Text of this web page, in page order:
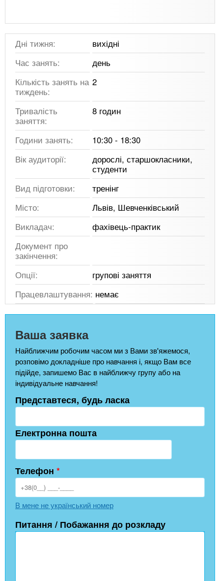
Дні тижня:
вихідні
Час занять:
день
Кількість занять на
тиждень:
2
Тривалість
заняття:
8 годин
Години занять:
10:30 - 18:30
Вік аудиторії:
дорослі, старшокласники,
студенти
Вид підготовки:
тренінг
Місто:
Львів, Шевченківський
Викладач:
фахівець-практик
Документ про
закінчення:
Опції:
групові заняття
Працевлаштування: немає
Ваша заявка
Найближчим робочим часом ми з Вами зв'яжемося,
розповімо докладніше про навчання і, якщо Вам все
підійде, запишемо Вас в найближчу групу або на
індивідуальне навчання!
Представтеся, будь ласка
Електронна пошта
Телефон *
В мене не український номер
Питання / Побажання до розкладу